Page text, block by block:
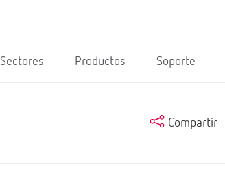
Sectores Productos Soporte
Compartir